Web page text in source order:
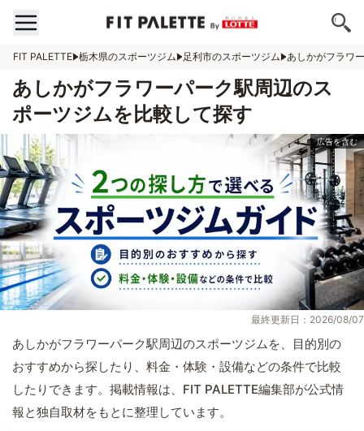
FIT PALETTE 栃木県のスポーツジム 足利市のスポーツジム あしかがフラワ
あしかがフラワーパーク駅周辺のス
ポーツジムを比較して探す
最終更新日：2026/08/07
あしかがフラワーパーク駅周辺のスポーツジムを、目的別の
おすすめから探したり、料金・体験・設備などの条件で比較
したりできます。掲載情報は、FIT PALETTE編集部が公式情
報と独自取材をもとに整理しています。